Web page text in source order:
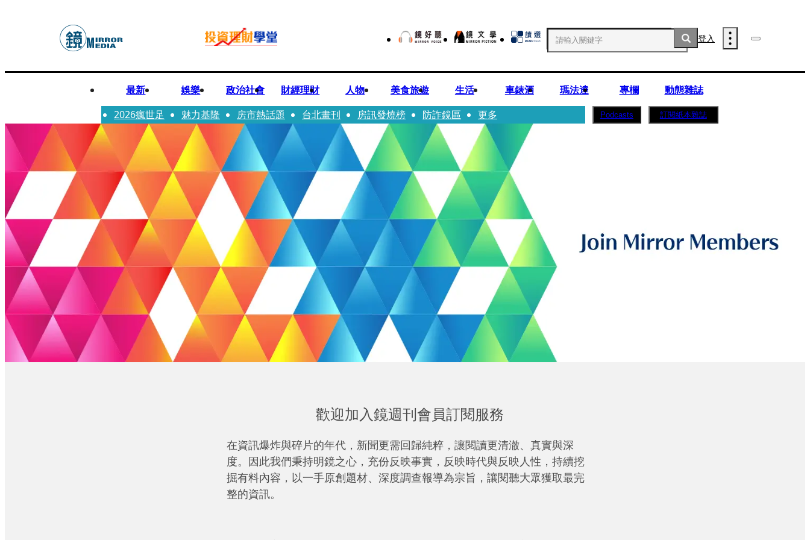
登入
最新 娛樂 政治社會 財經理財 人物 美食旅遊 生活 車錶酒 瑪法達 專欄
動態雜誌
2026瘋世足
魅力基隆 房市熱話題 台北畫刊 房訊發燒榜 防詐鏡區 更多 Podcasts 訂閱紙本雜誌
歡迎加入鏡週刊會員訂閱服務
在資訊爆炸與碎片的年代，新聞更需回歸純粹，讓閱讀更清澈、真實與深
度。因此我們秉持明鏡之心，充份反映事實，反映時代與反映人性，持續挖
掘有料內容，以一手原創題材、深度調查報導為宗旨，讓閱聽大眾獲取最完
整的資訊。